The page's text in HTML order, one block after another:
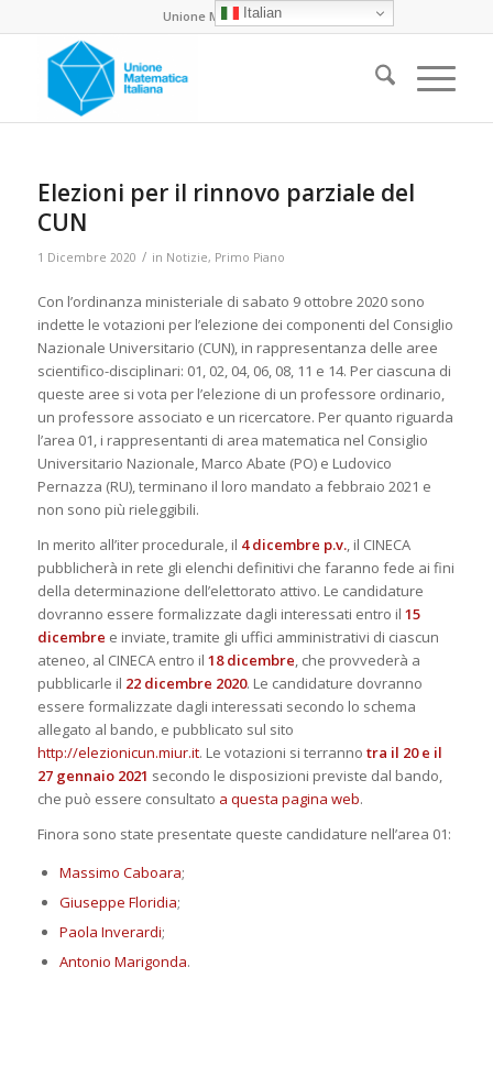
Unione Matematica Italiana
Elezioni per il rinnovo parziale del
CUN
1 Dicembre 2020 / in Notizie, Primo Piano
Con l’ordinanza ministeriale di sabato 9 ottobre 2020 sono
indette le votazioni per l’elezione dei componenti del Consiglio
Nazionale Universitario (CUN), in rappresentanza delle aree
scientifico-disciplinari: 01, 02, 04, 06, 08, 11 e 14. Per ciascuna di
queste aree si vota per l’elezione di un professore ordinario,
un professore associato e un ricercatore. Per quanto riguarda
l’area 01, i rappresentanti di area matematica nel Consiglio
Universitario Nazionale, Marco Abate (PO) e Ludovico
Pernazza (RU), terminano il loro mandato a febbraio 2021 e
non sono più rieleggibili.
In merito all’iter procedurale, il 4 dicembre p.v., il CINECA
pubblicherà in rete gli elenchi definitivi che faranno fede ai fini
della determinazione dell’elettorato attivo. Le candidature
dovranno essere formalizzate dagli interessati entro il 15
dicembre e inviate, tramite gli uffici amministrativi di ciascun
ateneo, al CINECA entro il 18 dicembre, che provvederà a
pubblicarle il 22 dicembre 2020. Le candidature dovranno
essere formalizzate dagli interessati secondo lo schema
allegato al bando, e pubblicato sul sito
http://elezionicun.miur.it. Le votazioni si terranno tra il 20 e il
27 gennaio 2021 secondo le disposizioni previste dal bando,
che può essere consultato a questa pagina web.
Finora sono state presentate queste candidature nell’area 01:
Massimo Caboara;
Giuseppe Floridia;
Paola Inverardi;
Antonio Marigonda.
Italian